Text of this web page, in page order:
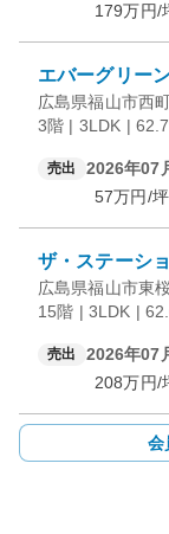
179万円/
エバーグリー
広島県福山市西
3階 | 3LDK |
売出 2026年07
57万円/坪
ザ・ステーシ
広島県福山市東
15階 | 3LDK |
売出 2026年07
208万円/
会